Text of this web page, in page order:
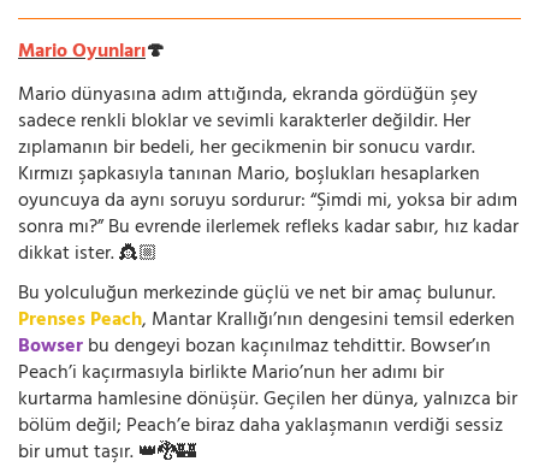
Mario Oyunları🍄
Mario dünyasına adım attığında, ekranda gördüğün şey
sadece renkli bloklar ve sevimli karakterler değildir. Her
zıplamanın bir bedeli, her gecikmenin bir sonucu vardır.
Kırmızı şapkasıyla tanınan Mario, boşlukları hesaplarken
oyuncuya da aynı soruyu sordurur: “Şimdi mi, yoksa bir adım
sonra mı?” Bu evrende ilerlemek refleks kadar sabır, hız kadar
dikkat ister. 👸🏼
Bu yolculuğun merkezinde güçlü ve net bir amaç bulunur.
Prenses Peach, Mantar Krallığı’nın dengesini temsil ederken
Bowserbu dengeyi bozan kaçınılmaz tehdittir. Bowser’ın
Peach’i kaçırmasıyla birlikte Mario’nun her adımı bir
kurtarma hamlesine dönüşür. Geçilen her dünya, yalnızca bir
bölüm değil; Peach’e biraz daha yaklaşmanın verdiği sessiz
bir umut taşır. 👑🐉🏰